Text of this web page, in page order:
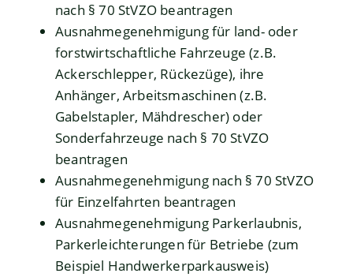
nach § 70 StVZO beantragen
Ausnahmegenehmigung für land- oder
forstwirtschaftliche Fahrzeuge (z.B.
Ackerschlepper, Rückezüge), ihre
Anhänger, Arbeitsmaschinen (z.B.
Gabelstapler, Mähdrescher) oder
Sonderfahrzeuge nach § 70 StVZO
beantragen
Ausnahmegenehmigung nach § 70 StVZO
für Einzelfahrten beantragen
Ausnahmegenehmigung Parkerlaubnis,
Parkerleichterungen für Betriebe (zum
Beispiel Handwerkerparkausweis)